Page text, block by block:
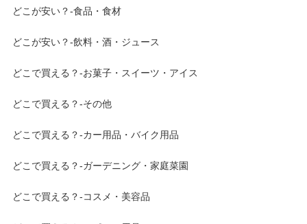
どこが安い？-食品・食材
どこが安い？-飲料・酒・ジュース
どこで買える？-お菓子・スイーツ・アイス
どこで買える？-その他
どこで買える？-カー用品・バイク用品
どこで買える？-ガーデニング・家庭菜園
どこで買える？-コスメ・美容品